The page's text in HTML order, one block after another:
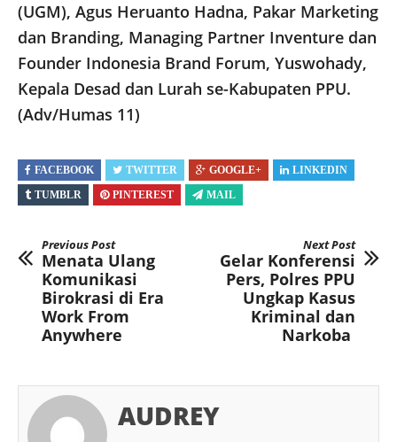
(UGM), Agus Heruanto Hadna, Pakar Marketing
dan Branding, Managing Partner Inventure dan
Founder Indonesia Brand Forum, Yuswohady,
Kepala Desad dan Lurah se-Kabupaten PPU.
(Adv/Humas 11)
FACEBOOK TWITTER GOOGLE+
LINKEDIN
TUMBLR
PINTEREST MAIL
Previous Post
Menata Ulang
Komunikasi
Birokrasi di Era
Work From
Anywhere
Next Post
Gelar Konferensi
Pers, Polres PPU
Ungkap Kasus
Kriminal dan
Narkoba
AUDREY